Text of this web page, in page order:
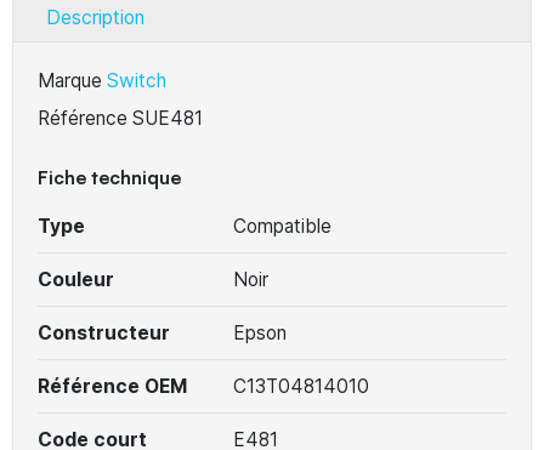
Description
Marque Switch
Référence SUE481
Fiche technique
Type Compatible
Couleur Noir
Constructeur Epson
Référence OEM C13T04814010
Code court E481